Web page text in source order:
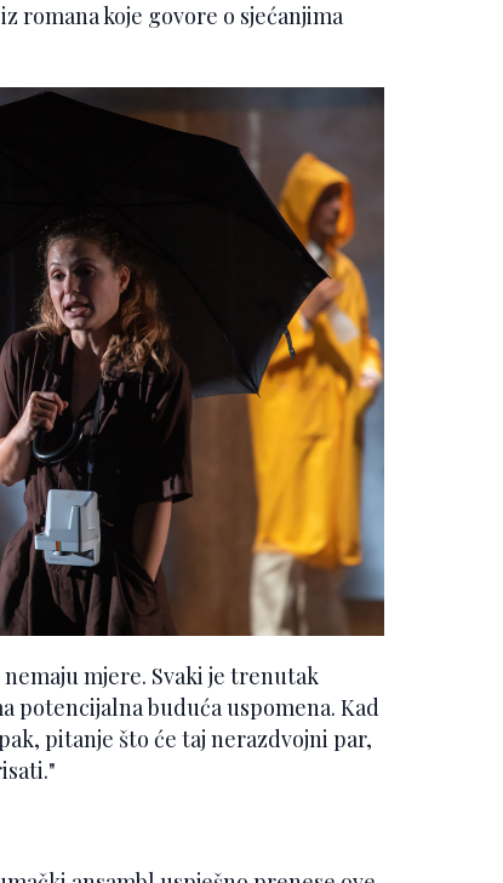
romana koje govore o sjećanjima
mjere. Svaki je trenutak
potencijalna buduća uspomena. Kad
pitanje što će taj nerazdvojni par,